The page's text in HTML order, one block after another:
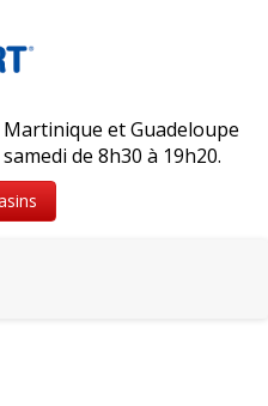
et Guadeloupe
de 8h30 à 19h20.